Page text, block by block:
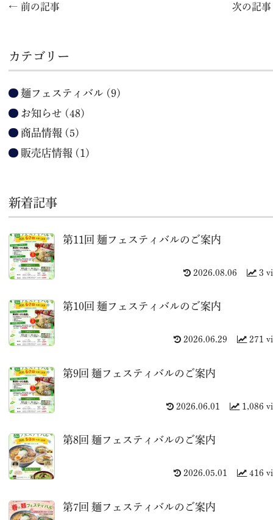
← 前の記事 次の記事
カテゴリー
麺フェスティバル (9)
お知らせ (48)
商品情報 (5)
販売店情報 (1)
新着記事
第11回 麺フェスティバルのご案内
3
2026.08.06
第10回 麺フェスティバルのご案内
271
2026.06.29
第9回 麺フェスティバルのご案内
1,086
2026.06.01
第8回 麺フェスティバルのご案内
416
2026.05.01
第7回 麺フェスティバルのご案内